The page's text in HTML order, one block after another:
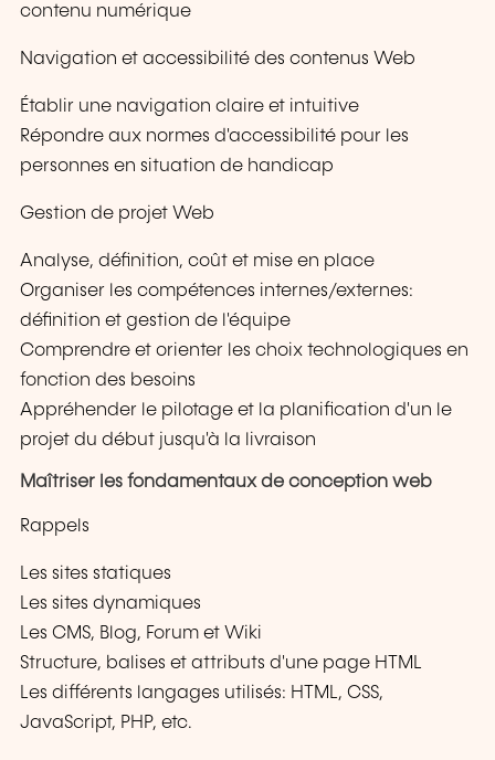
contenu numérique
Navigation et accessibilité des contenus Web
Établir une navigation claire et intuitive
Répondre aux normes d'accessibilité pour les
personnes en situation de handicap
Gestion de projet Web
Analyse, définition, coût et mise en place
Organiser les compétences internes/externes:
définition et gestion de l'équipe
Comprendre et orienter les choix technologiques en
fonction des besoins
Appréhender le pilotage et la planification d'un le
projet du début jusqu'à la livraison
Maîtriser les fondamentaux de conception web
Rappels
Les sites statiques
Les sites dynamiques
Les CMS, Blog, Forum et Wiki
Structure, balises et attributs d'une page HTML
Les différents langages utilisés: HTML, CSS,
JavaScript, PHP, etc.